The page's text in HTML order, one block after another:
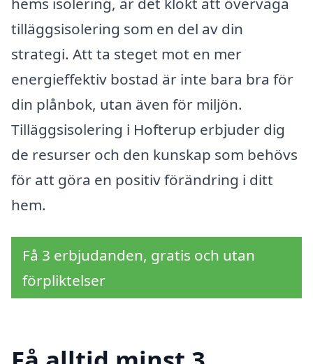
tilläggsisolering som en del av din
strategi. Att ta steget mot en mer
energieffektiv bostad är inte bara bra för
din plånbok, utan även för miljön.
Tilläggsisolering i Hofterup erbjuder dig
de resurser och den kunskap som behövs
för att göra en positiv förändring i ditt
hem.
Få 3 erbjudanden, gratis och utan
förpliktelser